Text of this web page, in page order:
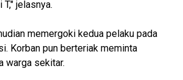
jelasnya.
memergoki kedua pelaku pada
Korban pun berteriak meminta
warga sekitar.